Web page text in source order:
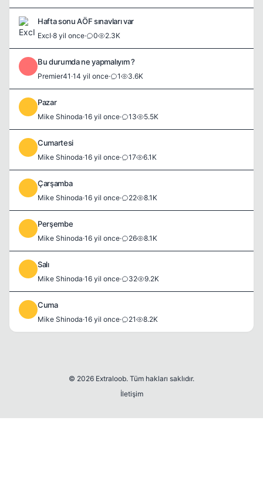
Hafta sonu AÖF sınavları var
ExcI·8 yil once· 0 2.3K
Bu durumda ne yapmalıyım ?
Premier41 ·14 yil once· 1 3.6K
Pazar
Mike Shinoda·16 yil once· 13 5.5K
Cumartesi
Mike Shinoda·16 yil once· 17 6.1K
Çarşamba
Mike Shinoda·16 yil once· 22 8.1K
Perşembe
Mike Shinoda·16 yil once· 26 8.1K
Salı
Mike Shinoda·16 yil once· 32 9.2K
Cuma
Mike Shinoda·16 yil once· 21 8.2K
© 2026 Extraloob. Tüm hakları saklıdır.
İletişim